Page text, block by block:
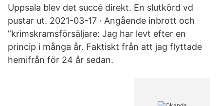
Uppsala blev det succé direkt. En slutkörd vd
pustar ut. 2021-03-17 · Angående inbrott och
”krimskramsförsäljare: Jag har levt efter en
princip i många år. Faktiskt från att jag flyttade
hemifrån för 24 år sedan.